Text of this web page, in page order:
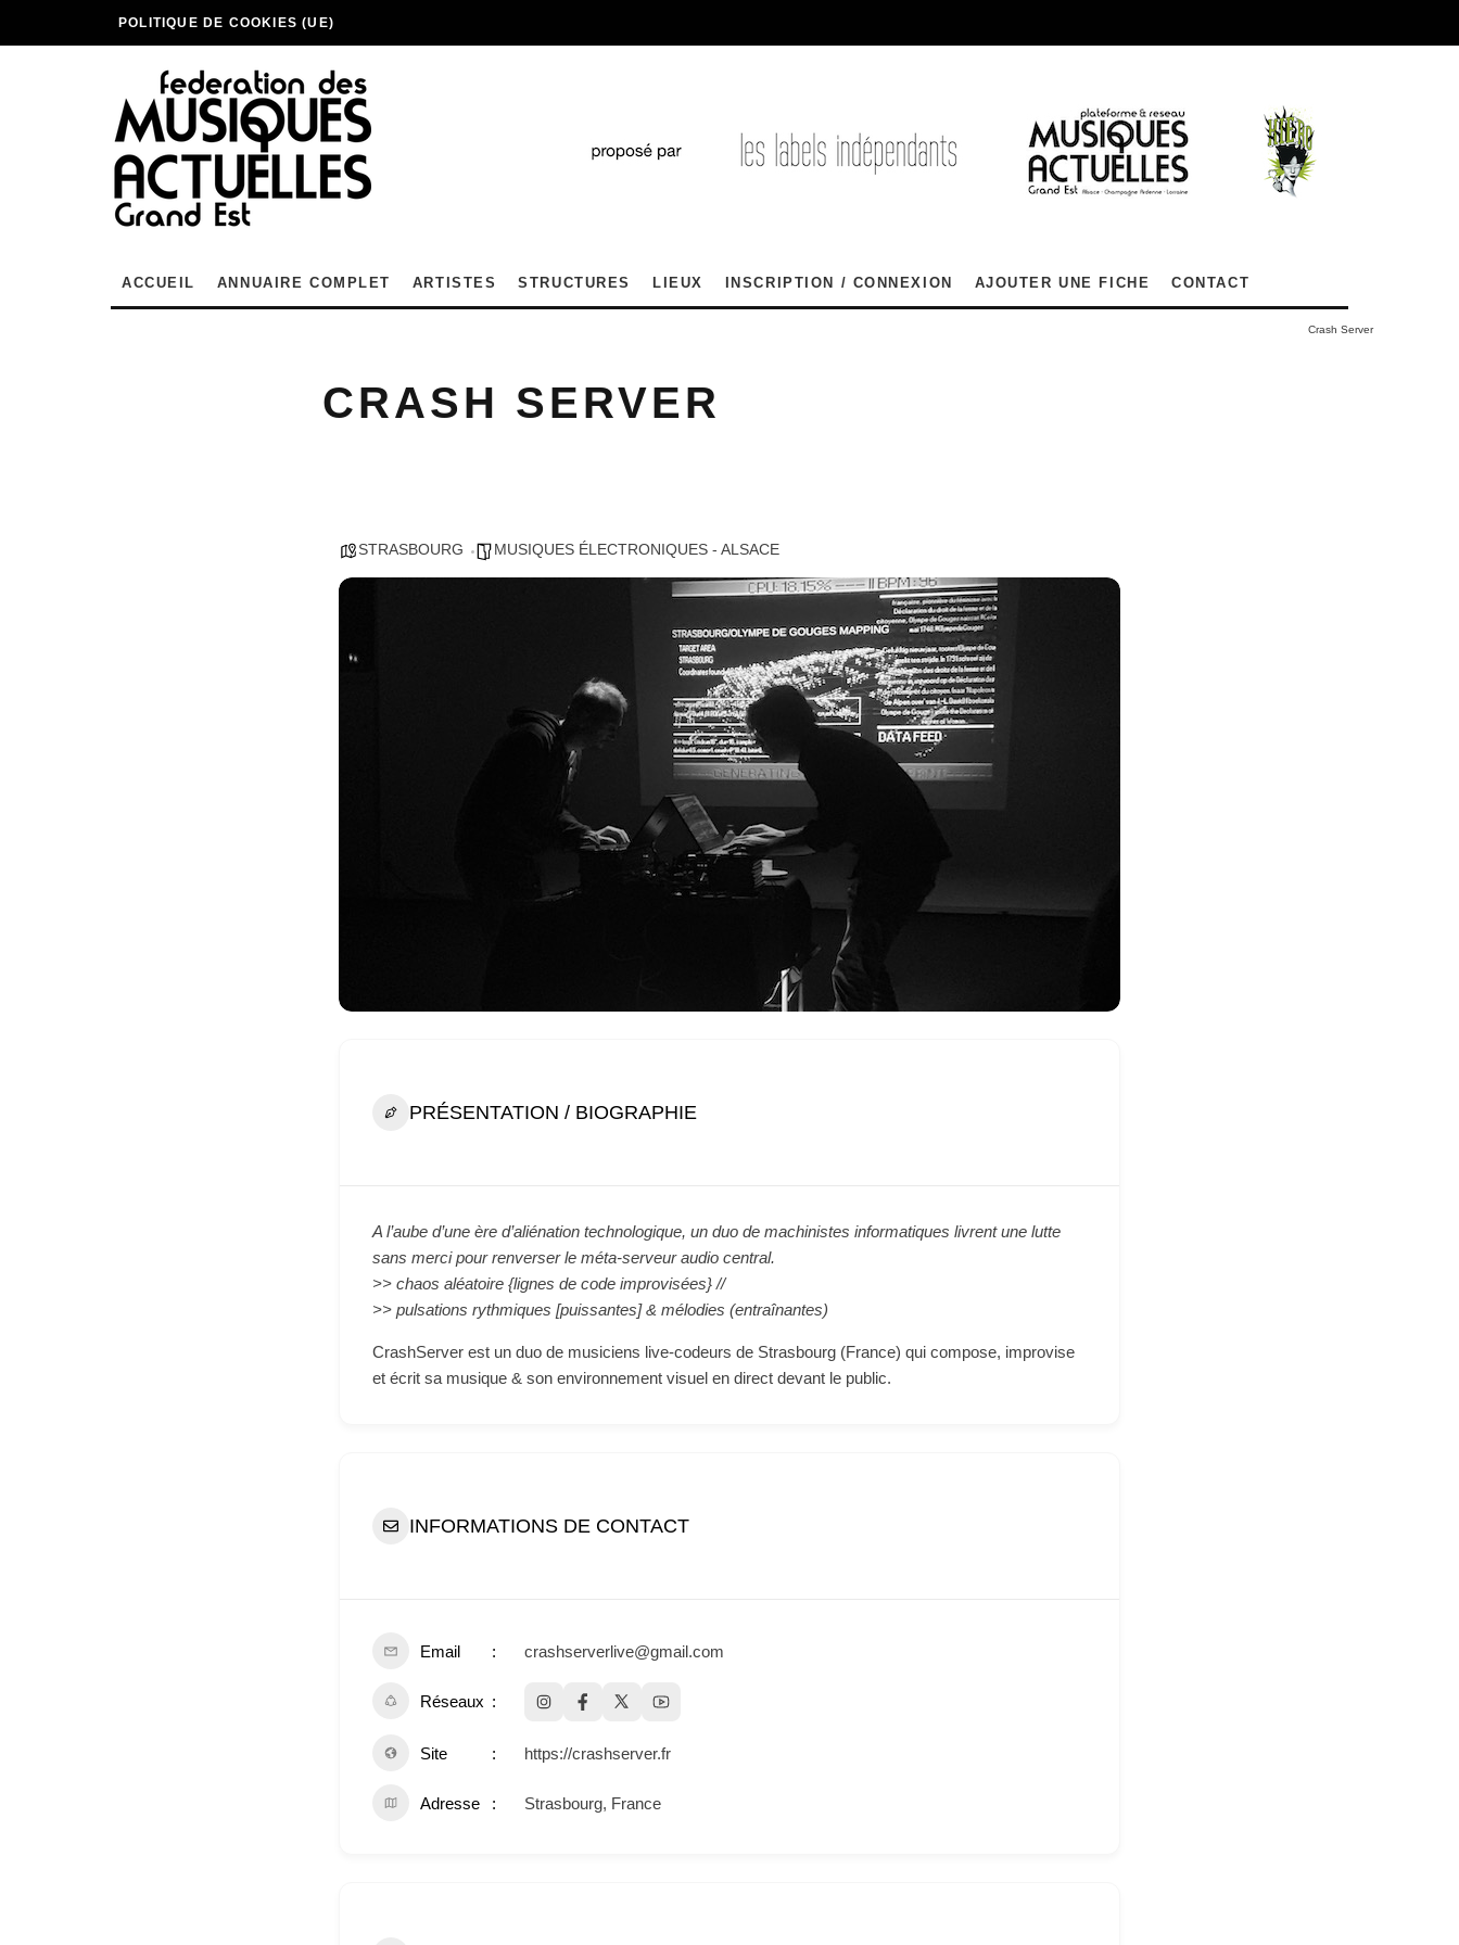
POLITIQUE DE COOKIES (UE)
ACCUEIL ANNUAIRE COMPLET ARTISTES STRUCTURES LIEUX INSCRIPTION / CONNEXION AJOUTER UNE FICHE CONTACT
Crash Server
CRASH SERVER
STRASBOURG MUSIQUES ÉLECTRONIQUES - ALSACE
PRÉSENTATION / BIOGRAPHIE
A l’aube d’une ère d’aliénation technologique, un duo de machinistes informatiques livrent une lutte
sans merci pour renverser le méta-serveur audio central.
>> chaos aléatoire {lignes de code improvisées} //
>> pulsations rythmiques [puissantes] & mélodies (entraînantes)
CrashServer est un duo de musiciens live-codeurs de Strasbourg (France) qui compose, improvise
et écrit sa musique & son environnement visuel en direct devant le public.
INFORMATIONS DE CONTACT
Email crashserverlive@gmail.com
Réseaux
Site https://crashserver.fr
Adresse Strasbourg, France